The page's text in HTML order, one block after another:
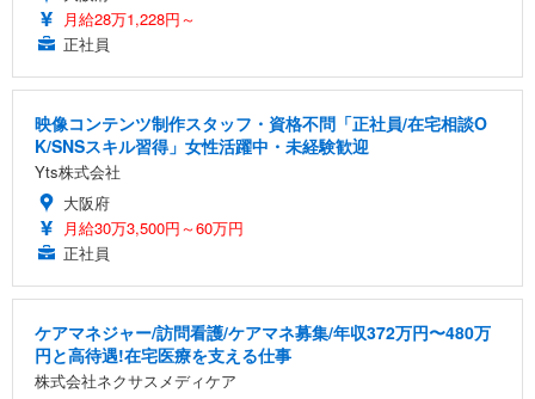
月給28万1,228円～
正社員
映像コンテンツ制作スタッフ・資格不問「正社員/在宅相談O
K/SNSスキル習得」女性活躍中・未経験歓迎
Yts株式会社
大阪府
月給30万3,500円～60万円
正社員
ケアマネジャー/訪問看護/ケアマネ募集/年収372万円〜480万
円と高待遇!在宅医療を支える仕事
株式会社ネクサスメディケア